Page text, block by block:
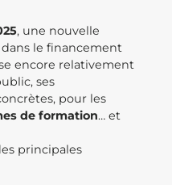
, une nouvelle
le financement
encore relativement
ses
pour les
de formation… et
principales